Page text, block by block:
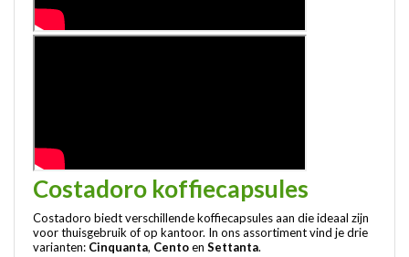
Costadoro koffiecapsules
Costadoro biedt verschillende koffiecapsules aan die ideaal zijn
voor thuisgebruik of op kantoor. In ons assortiment vind je drie
varianten: Cinquanta, Centoen Settanta.